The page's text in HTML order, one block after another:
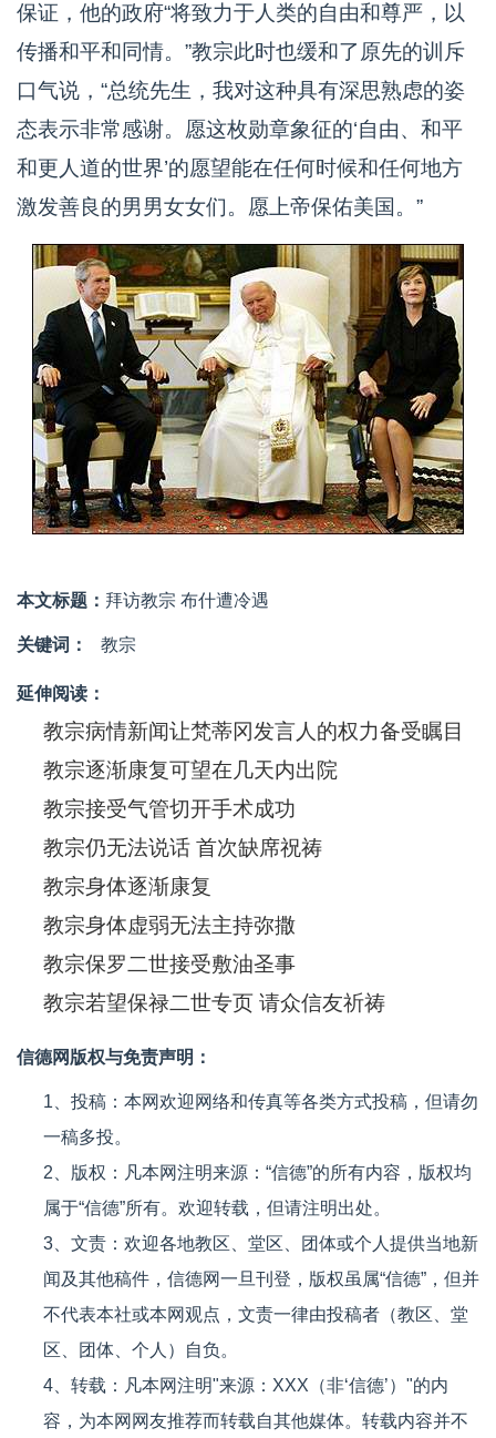
保证，他的政府“将致力于人类的自由和尊严，以
传播和平和同情。”教宗此时也缓和了原先的训斥
口气说，“总统先生，我对这种具有深思熟虑的姿
态表示非常感谢。愿这枚勋章象征的‘自由、和平
和更人道的世界’的愿望能在任何时候和任何地方
激发善良的男男女女们。愿上帝保佑美国。”
本文标题： 拜访教宗 布什遭冷遇
关键词： 教宗
延伸阅读：
教宗病情新闻让梵蒂冈发言人的权力备受瞩目
教宗逐渐康复可望在几天内出院
教宗接受气管切开手术成功
教宗仍无法说话 首次缺席祝祷
教宗身体逐渐康复
教宗身体虚弱无法主持弥撒
教宗保罗二世接受敷油圣事
教宗若望保禄二世专页 请众信友祈祷
信德网版权与免责声明：
1、投稿：本网欢迎网络和传真等各类方式投稿，但请勿
一稿多投。
2、版权：凡本网注明来源：“信德”的所有内容，版权均
属于“信德”所有。欢迎转载，但请注明出处。
3、文责：欢迎各地教区、堂区、团体或个人提供当地新
闻及其他稿件，信德网一旦刊登，版权虽属“信德”，但并
不代表本社或本网观点，文责一律由投稿者（教区、堂
区、团体、个人）自负。
4、转载：凡本网注明"来源：XXX（非‘信德’）"的内
容，为本网网友推荐而转载自其他媒体。转载内容并不